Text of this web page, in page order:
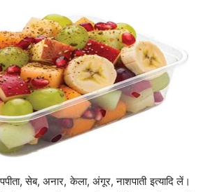
सेब, अनार, केला, अंगूर, नाशपाती इत्यादि लें।